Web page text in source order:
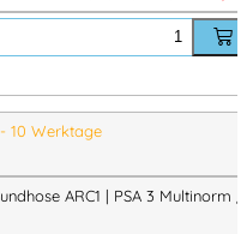
umlaufend •
Beineinsatz
10 Werktage
ARC1 | PSA 3 Multinorm /